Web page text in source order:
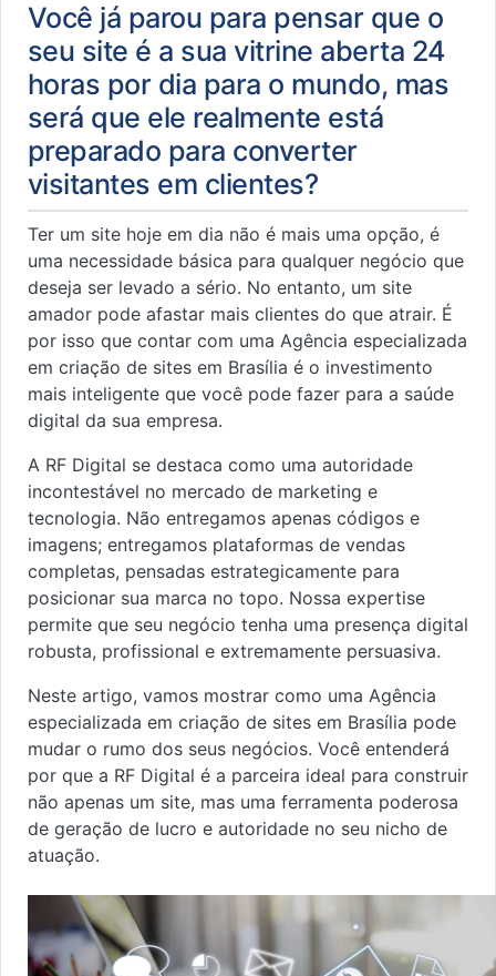
Você já parou para pensar que o
seu site é a sua vitrine aberta 24
horas por dia para o mundo, mas
será que ele realmente está
preparado para converter
visitantes em clientes?
Ter um site hoje em dia não é mais uma opção, é
uma necessidade básica para qualquer negócio que
deseja ser levado a sério. No entanto, um site
amador pode afastar mais clientes do que atrair. É
por isso que contar com uma Agência especializada
em criação de sites em Brasília é o investimento
mais inteligente que você pode fazer para a saúde
digital da sua empresa.
A RF Digital se destaca como uma autoridade
incontestável no mercado de marketing e
tecnologia. Não entregamos apenas códigos e
imagens; entregamos plataformas de vendas
completas, pensadas estrategicamente para
posicionar sua marca no topo. Nossa expertise
permite que seu negócio tenha uma presença digital
robusta, profissional e extremamente persuasiva.
Neste artigo, vamos mostrar como uma Agência
especializada em criação de sites em Brasília pode
mudar o rumo dos seus negócios. Você entenderá
por que a RF Digital é a parceira ideal para construir
não apenas um site, mas uma ferramenta poderosa
de geração de lucro e autoridade no seu nicho de
atuação.